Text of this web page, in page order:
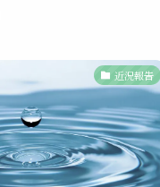
近況報告